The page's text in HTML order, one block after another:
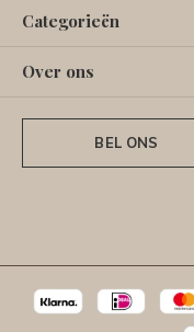
Categorieën
Over ons
BEL ONS